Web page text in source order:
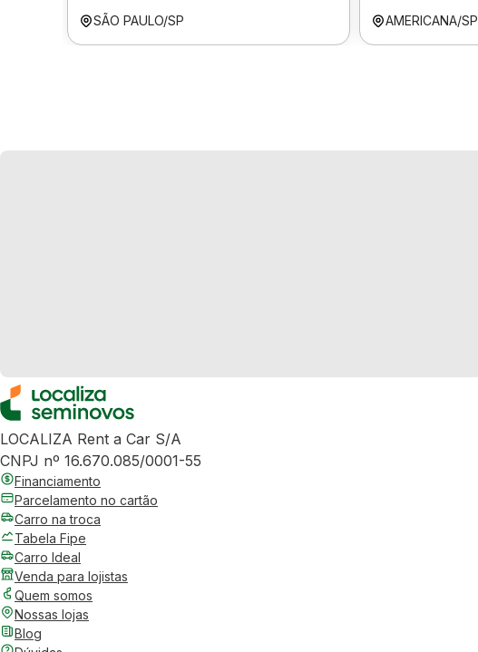
SÃO PAULO/SP AMERICANA/SP
LOCALIZA Rent a Car S/A
CNPJ nº 16.670.085/0001-55
Financiamento
Parcelamento no cartão
Carro na troca
Tabela Fipe
Carro Ideal
Venda para lojistas
Quem somos
Nossas lojas
Blog